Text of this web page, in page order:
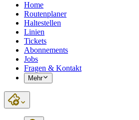
Home
Routenplaner
Haltestellen
Linien
Tickets
Abonnements
Jobs
Fragen & Kontakt
Mehr